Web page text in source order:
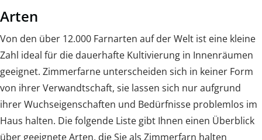
Arten
Von den über 12.000 Farnarten auf der Welt ist eine kleine
Zahl ideal für die dauerhafte Kultivierung in Innenräumen
geeignet. Zimmerfarne unterscheiden sich in keiner Form
von ihrer Verwandtschaft, sie lassen sich nur aufgrund
ihrer Wuchseigenschaften und Bedürfnisse problemlos im
Haus halten. Die folgende Liste gibt Ihnen einen Überblick
über geeignete Arten, die Sie als Zimmerfarn halten